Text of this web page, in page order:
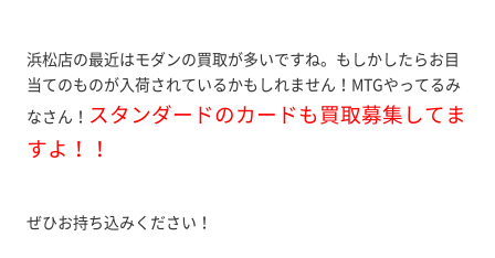
浜松店の最近はモダンの買取が多いですね。もしかしたらお目
当てのものが入荷されているかもしれません！MTGやってるみ
なさん！ スタンダードのカードも買取募集してま
すよ！！
ぜひお持ち込みください！